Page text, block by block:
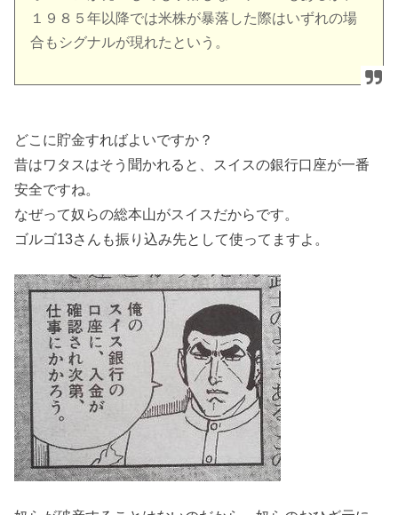
１９８５年以降では米株が暴落した際はいずれの場
合もシグナルが現れたという。
どこに貯金すればよいですか？
昔はワタスはそう聞かれると、スイスの銀行口座が一番
安全ですね。
なぜって奴らの総本山がスイスだからです。
ゴルゴ13さんも振り込み先として使ってますよ。